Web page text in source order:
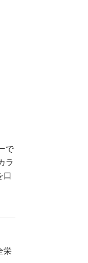
で
ラ
口
栄